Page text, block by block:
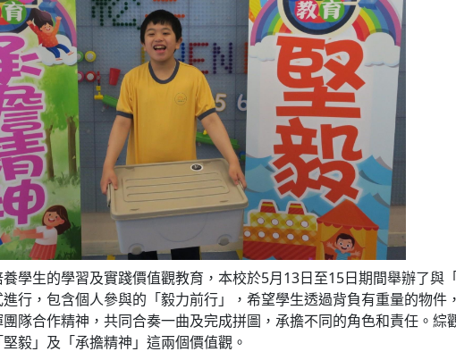
學生的學習及實踐價值觀教育，本校於5月13日至15日期間舉辦了
行，包含個人參與的「毅力前行」，希望學生透過背負有重量的物
隊合作精神，共同合奏一曲及完成拼圖，承擔不同的角色和責任。
毅」及「承擔精神」這兩個價值觀。